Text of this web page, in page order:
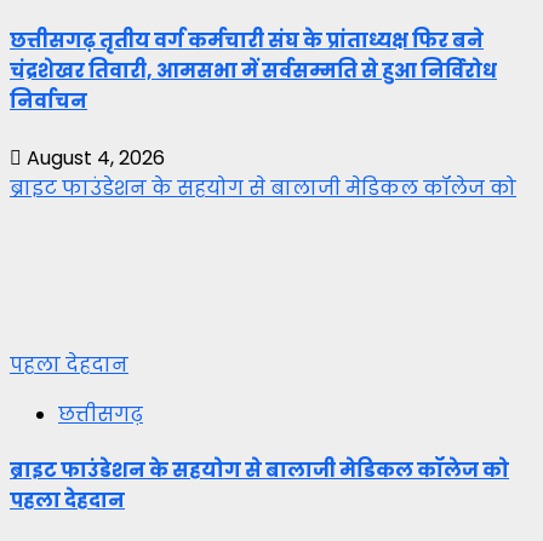
छत्तीसगढ़ तृतीय वर्ग कर्मचारी संघ के प्रांताध्यक्ष फिर बने
चंद्रशेखर तिवारी, आमसभा में सर्वसम्मति से हुआ निर्विरोध
निर्वाचन
August 4, 2026
ब्राइट फाउंडेशन के सहयोग से बालाजी मेडिकल कॉलेज को
पहला देहदान
छत्तीसगढ़
ब्राइट फाउंडेशन के सहयोग से बालाजी मेडिकल कॉलेज को
पहला देहदान